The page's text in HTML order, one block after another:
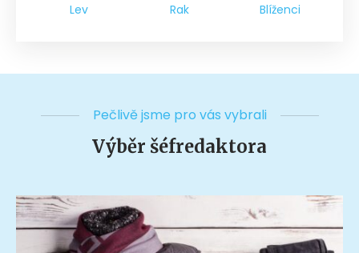
Lev Rak Blíženci
Pečlivě jsme pro vás vybrali
Výběr šéfredaktora